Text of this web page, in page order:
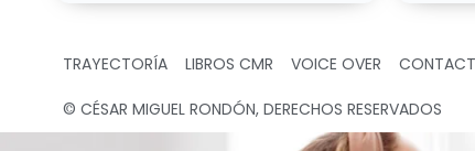
TRAYECTORÍA LIBROS CMR VOICE OVER
© CÉSAR MIGUEL RONDÓN, DERECHOS RESERVADOS